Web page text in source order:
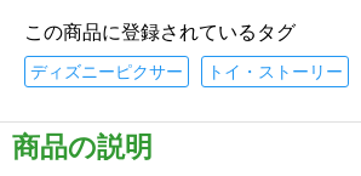
この商品に登録されているタグ
ディズニーピクサー トイ・ストーリー
商品の説明